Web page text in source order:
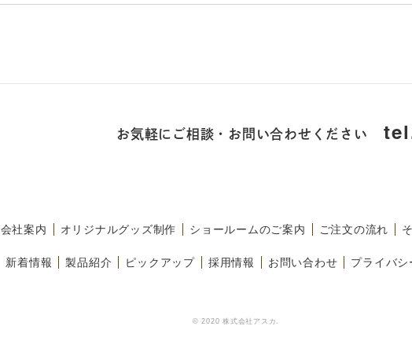
お気軽にご相談・お問い合わせください
会社案内 オリジナルグッズ制作 ショールームのご案内 ご注文の流れ
新着情報 製品紹介 ピックアップ 採用情報 お問い合わせ プライバシ
© 2020 株式会社アスカ.